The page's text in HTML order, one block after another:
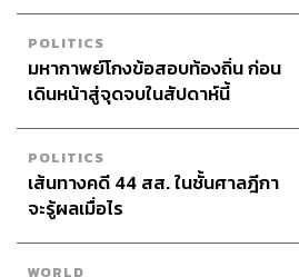
POLITICS
มหากาพย์โกงข้อสอบท้องถิ่น ก่อน
เดินหน้าสู่จุดจบในสัปดาห์นี้
POLITICS
เส้นทางคดี 44 สส. ในชั้นศาลฎีกา
จะรู้ผลเมื่อไร
WORLD